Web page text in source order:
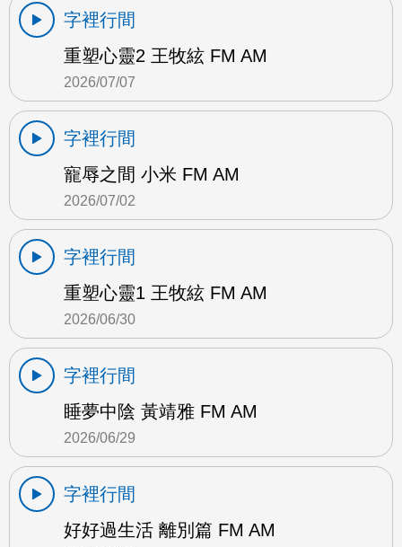
字裡行間
重塑心靈2 王牧絃 FM AM
2026/07/07
字裡行間
寵辱之間 小米 FM AM
2026/07/02
字裡行間
重塑心靈1 王牧絃 FM AM
2026/06/30
字裡行間
睡夢中陰 黃靖雅 FM AM
2026/06/29
字裡行間
好好過生活 離別篇 FM AM